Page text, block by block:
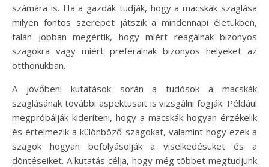
számára is. Ha a gazdák tudják, hogy a macskák szaglása
milyen fontos szerepet játszik a mindennapi életükben,
talán jobban megértik, hogy miért reagálnak bizonyos
szagokra vagy miért preferálnak bizonyos helyeket az
otthonukban.
A jövőbeni kutatások során a tudósok a macskák
szaglásának további aspektusait is vizsgálni fogják. Például
megpróbálják kideríteni, hogy a macskák hogyan érzékelik
és értelmezik a különböző szagokat, valamint hogy ezek a
szagok hogyan befolyásolják a viselkedésüket és a
döntéseiket. A kutatás célja, hogy még többet megtudjunk